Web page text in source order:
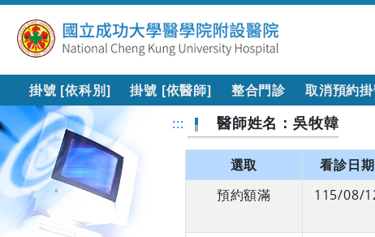
掛號 [依科別] 掛號 [依醫師] 整合門診 取消預約
::: 醫師姓名：吳牧韓
選取 看診日期
預約額滿
115/08/